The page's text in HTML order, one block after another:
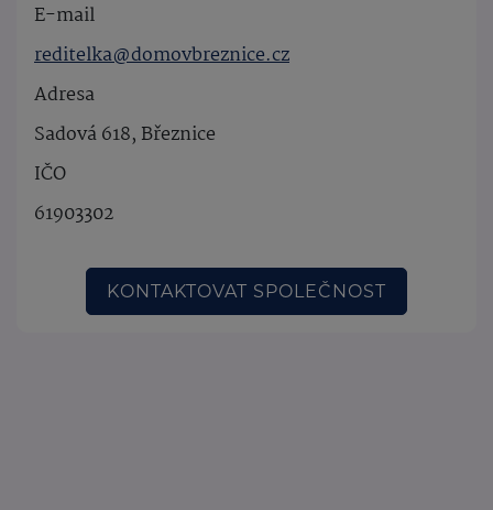
E-mail
reditelka@domovbreznice.cz
Adresa
Sadová 618, Březnice
IČO
61903302
KONTAKTOVAT SPOLEČNOST